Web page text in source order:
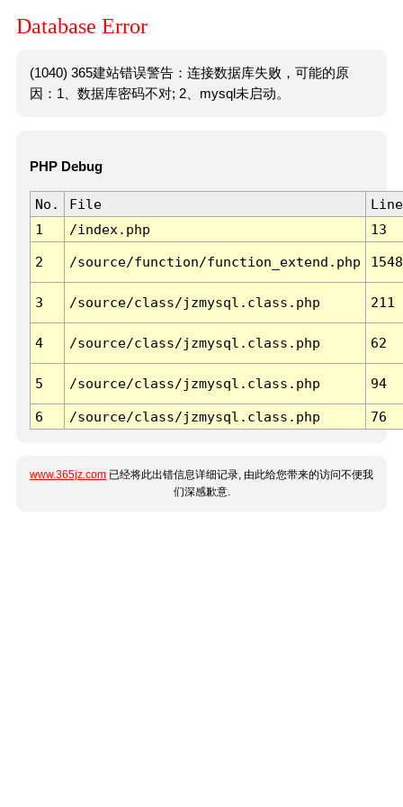
Database Error
(1040) 365建站错误警告：连接数据库失败，可能的原
因：1、数据库密码不对; 2、mysql未启动。
PHP Debug
No. File
Line
1
/index.php 13
2 /source/function/function_extend.php 1548
3 /source/class/jzmysql.class.php 211
4 /source/class/jzmysql.class.php 62
5 /source/class/jzmysql.class.php 94
6 /source/class/jzmysql.class.php 76
www.365jz.com 已经将此出错信息详细记录, 由此给您带来的访问不便我
们深感歉意.